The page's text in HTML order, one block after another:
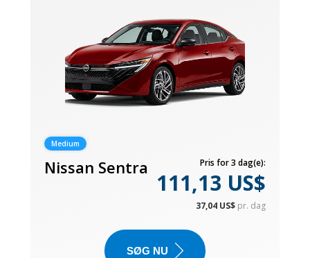
Medium
Nissan Sentra Pris for 3 dag(e):
111,13 US$
37,04 US$ pr. dag
SØG NU